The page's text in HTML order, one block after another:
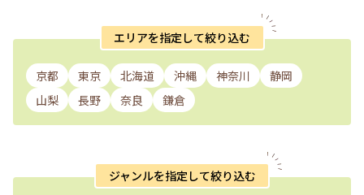
エリアを指定して絞り込む
京都 東京 北海道 沖縄 神奈川
静岡
山梨
長野 奈良 鎌倉
ジャンルを指定して絞り込む